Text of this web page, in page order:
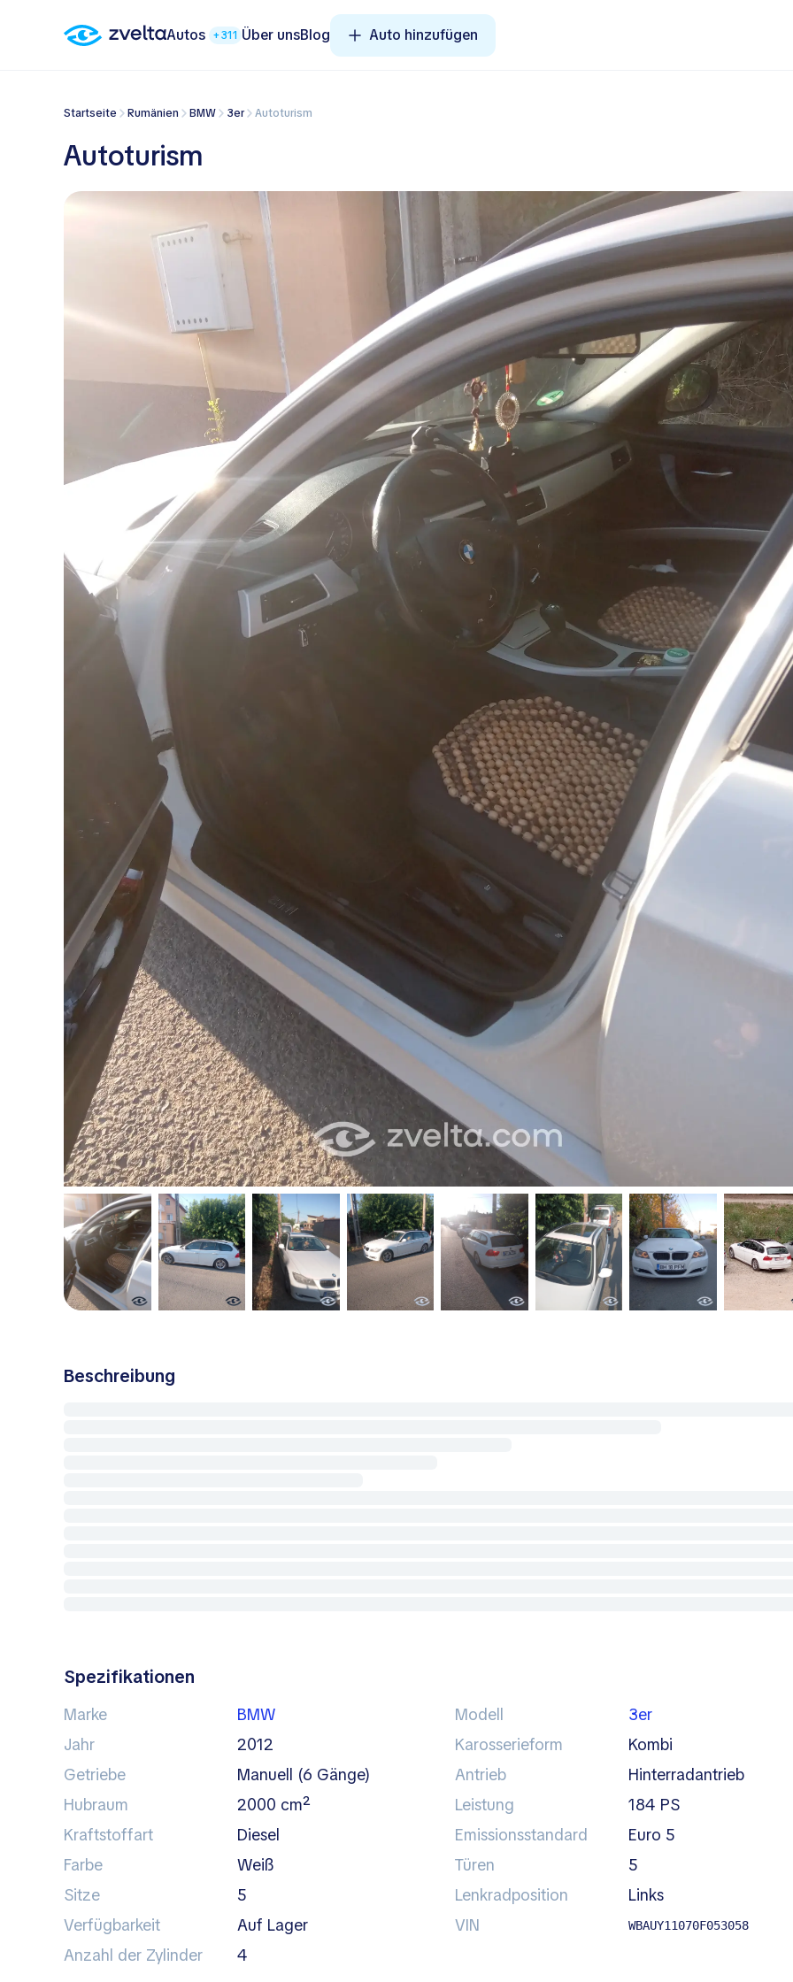
Autos +311 Über unsBlog Auto hinzufügen
Startseite Rumänien BMW 3er Autoturism
Autoturism
Beschreibung
Spezifikationen
Marke BMW Modell
3er
Jahr
2012 Karosserieform
Kombi
Getriebe
manuell (6 Gänge) Antrieb
Hinterradantrieb
Hubraum
2000 cm² Leistung
184 PS
Kraftstoffart
Diesel Emissionsstandard
Euro 5
Farbe
weiß Türen
5
Sitze
5 Lenkradposition
links
Verfügbarkeit
auf Lager VIN WBAUY11070F053058
Anzahl der Zylinder 4